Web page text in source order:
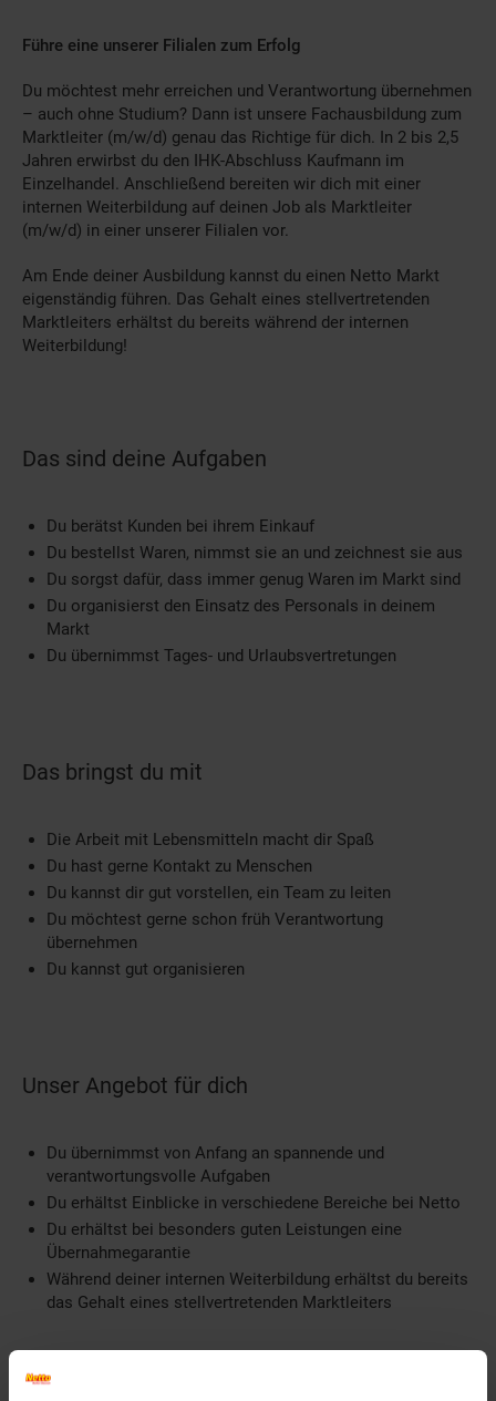
Führe eine unserer Filialen zum Erfolg
Du möchtest mehr erreichen und Verantwortung übernehmen
– auch ohne Studium? Dann ist unsere Fachausbildung zum
Marktleiter (m/w/d) genau das Richtige für dich. In 2 bis 2,5
Jahren erwirbst du den IHK-Abschluss Kaufmann im
Einzelhandel. Anschließend bereiten wir dich mit einer
internen Weiterbildung auf deinen Job als Marktleiter
(m/w/d) in einer unserer Filialen vor.
Am Ende deiner Ausbildung kannst du einen Netto Markt
eigenständig führen. Das Gehalt eines stellvertretenden
Marktleiters erhältst du bereits während der internen
Weiterbildung!
Das sind deine Aufgaben
Du berätst Kunden bei ihrem Einkauf
Du bestellst Waren, nimmst sie an und zeichnest sie aus
Du sorgst dafür, dass immer genug Waren im Markt sind
Du organisierst den Einsatz des Personals in deinem
Markt
Du übernimmst Tages- und Urlaubsvertretungen
Das bringst du mit
Die Arbeit mit Lebensmitteln macht dir Spaß
Du hast gerne Kontakt zu Menschen
Du kannst dir gut vorstellen, ein Team zu leiten
Du möchtest gerne schon früh Verantwortung
übernehmen
Du kannst gut organisieren
Unser Angebot für dich
Du übernimmst von Anfang an spannende und
verantwortungsvolle Aufgaben
Du erhältst Einblicke in verschiedene Bereiche bei Netto
Du erhältst bei besonders guten Leistungen eine
Übernahmegarantie
Während deiner internen Weiterbildung erhältst du bereits
das Gehalt eines stellvertretenden Marktleiters